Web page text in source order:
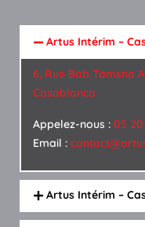
Artus Intérim –
6, Rue Bab Tamsna
Casablanca
Appelez-nous : 05 20
Email :
Artus Intérim –